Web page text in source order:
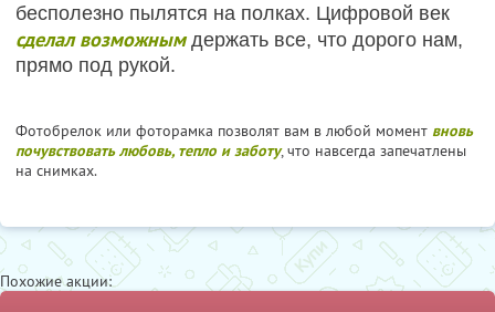
бесполезно пылятся на полках. Цифровой век
сделал возможнымдержать все, что дорого нам,
прямо под рукой.
Фотобрелок или фоторамка позволят вам в любой момент вновь
почувствовать любовь, тепло и заботу, что навсегда запечатлены
на снимках.
Похожие акции: